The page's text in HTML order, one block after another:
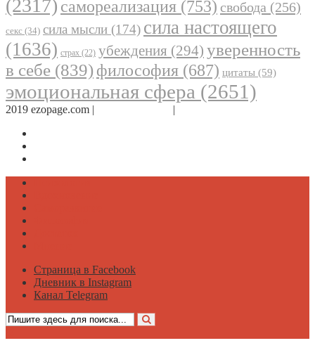
(2317) самореализация (753) свобода (256)
секс (34) сила мысли (174) сила настоящего
(1636) страх (22) убеждения (294) уверенность
в себе (839) философия (687) цитаты (59)
эмоциональная сфера (2651)
2019 ezopage.com | |
Страница в Facebook
Дневник в Instagram
Канал Telegram